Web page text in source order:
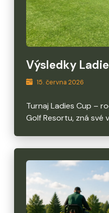
Výsledky
15. června 2026
Turnaj Ladies Cup –
Golf Resortu, zná své